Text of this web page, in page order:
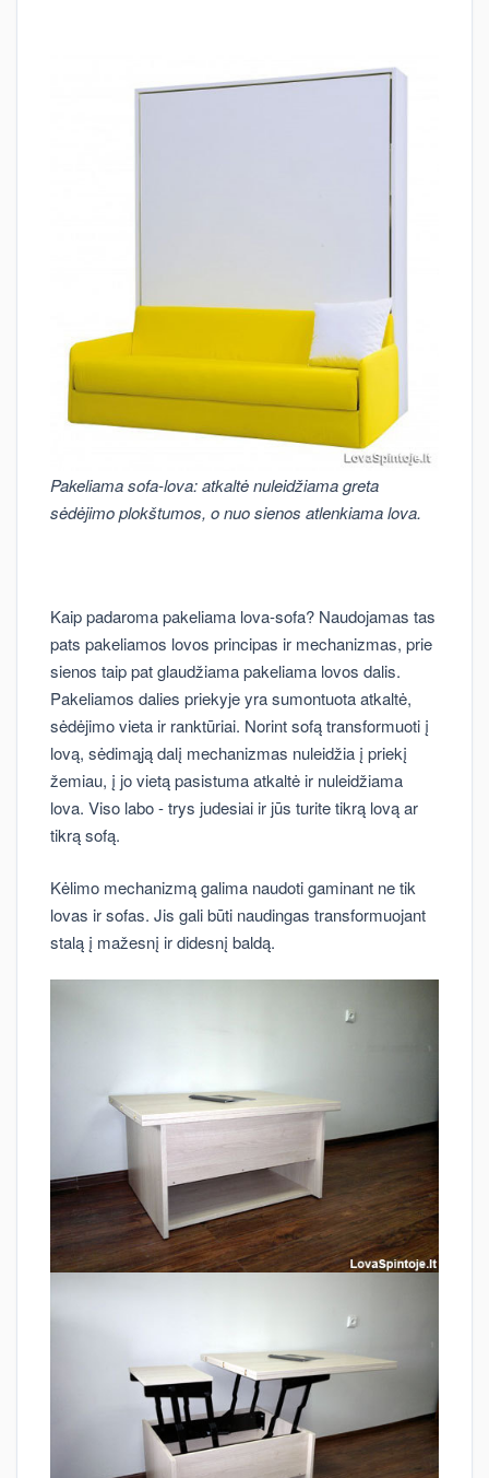
Pakeliama sofa-lova: atkaltė nuleidžiama greta
sėdėjimo plokštumos, o nuo sienos atlenkiama lova.
Kaip padaroma pakeliama lova-sofa? Naudojamas tas
pats pakeliamos lovos principas ir mechanizmas, prie
sienos taip pat glaudžiama pakeliama lovos dalis.
Pakeliamos dalies priekyje yra sumontuota atkaltė,
sėdėjimo vieta ir ranktūriai. Norint sofą transformuoti į
lovą, sėdimąją dalį mechanizmas nuleidžia į priekį
žemiau, į jo vietą pasistuma atkaltė ir nuleidžiama
lova. Viso labo - trys judesiai ir jūs turite tikrą lovą ar
tikrą sofą.
Kėlimo mechanizmą galima naudoti gaminant ne tik
lovas ir sofas. Jis gali būti naudingas transformuojant
stalą į mažesnį ir didesnį baldą.